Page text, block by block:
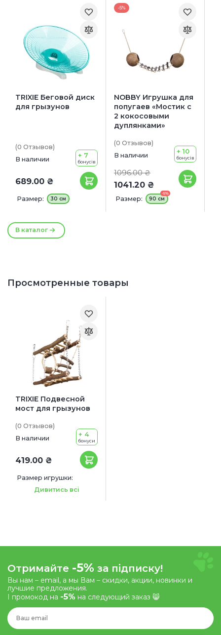
В каталог
TRIXIE Беговой диск
для грызунов
(0 Отзывов)
В наличии
689.00 ₴
+ 7
бонусів
Размер: 30 см
-5%
NOBBY Игрушка для
попугаев «Мостик с
2 кокосовыми
дуплянками»
(0 Отзывов)
В наличии
1096.00 ₴
1041.20 ₴
+ 10
бонусів
Размер:
-5%
90 см
Просмотренные товары
TRIXIE Подвесной
мост для грызунов
(0 Отзывов)
В наличии
419.00 ₴
+ 4
бонуси
Размер игрушки:
27 x 17 x 7 см
Дивитись всі
Отримайте -5% за підписку!
Вы нам – email, а мы Вам – скидки, акции, новинки и
лучшие предложения.
І промокод на -5% на следующий заказ 😸